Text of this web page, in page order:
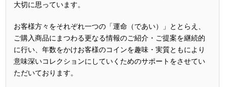
大切に思っています。
お客様方々をそれぞれ一つの「運命（であい）」ととらえ、
ご購入商品にまつわる更なる情報のご紹介・ご提案を継続的
に行い、年数をかけお客様のコインを趣味・実質ともにより
意味深いコレクションにしていくためのサポートをさせてい
ただいております。